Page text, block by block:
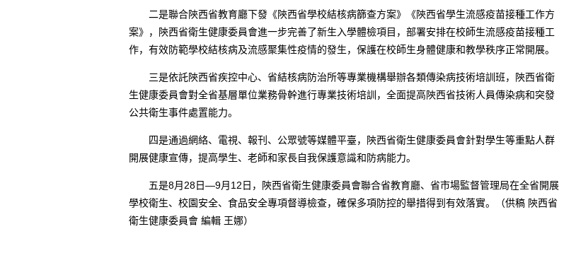
二是聯合陝西省教育廳下發《陝西省學校結核病篩查方案》《陝西省學生流感疫苗接種工作方
案》，陝西省衛生健康委員會進一步完善了新生入學體檢項目，部署安排在校師生流感疫苗接種工
作，有效防範學校結核病及流感聚集性疫情的發生，保護在校師生身體健康和教學秩序正常開展。
三是依託陝西省疾控中心、省結核病防治所等專業機構舉辦各類傳染病技術培訓班，陝西省衛
生健康委員會對全省基層單位業務骨幹進行專業技術培訓，全面提高陝西省技術人員傳染病和突發
公共衛生事件處置能力。
四是通過網絡、電視、報刊、公眾號等媒體平臺，陝西省衛生健康委員會針對學生等重點人群
開展健康宣傳，提高學生、老師和家長自我保護意識和防病能力。
五是8月28日—9月12日，陝西省衛生健康委員會聯合省教育廳、省市場監督管理局在全省開展
學校衛生、校園安全、食品安全專項督導檢查，確保多項防控的舉措得到有效落實。（供稿 陝西省
衛生健康委員會 編輯 王娜）